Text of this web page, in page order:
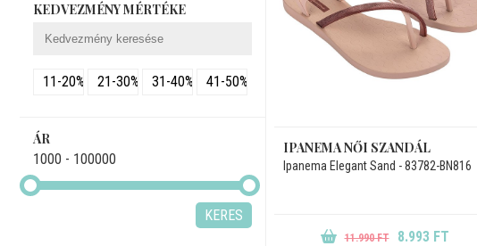
Zöld
KEDVEZMÉNY MÉRTÉKE
11-20% 21-30% 31-40% 41-50%
ÁR
1000 - 100000
KERES
IPANEMA NŐI SZANDÁL
Ipanema Elegant Sand - 83782-BN816
11.990 FT 8.993 FT